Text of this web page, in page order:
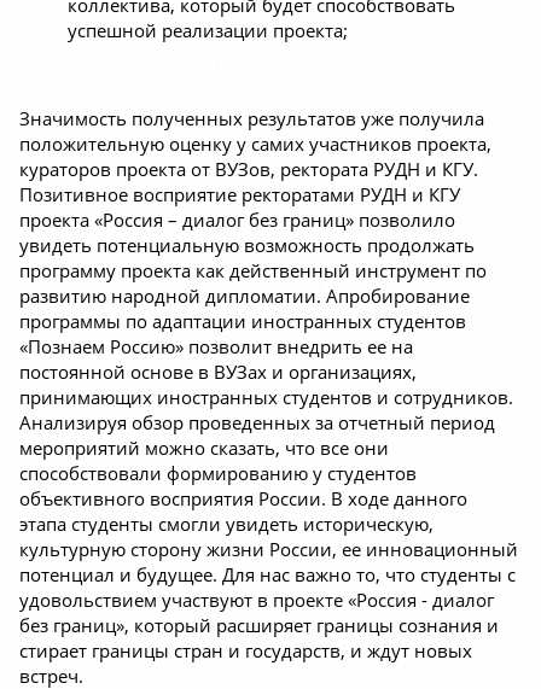
успешной реализации проекта;
Значимость полученных результатов уже получила
положительную оценку у самих участников проекта,
кураторов проекта от ВУЗов, ректората РУДН и КГУ.
Позитивное восприятие ректоратами РУДН и КГУ
проекта «Россия – диалог без границ» позволило
увидеть потенциальную возможность продолжать
программу проекта как действенный инструмент по
развитию народной дипломатии. Апробирование
программы по адаптации иностранных студентов
«Познаем Россию» позволит внедрить ее на
постоянной основе в ВУЗах и организациях,
принимающих иностранных студентов и сотрудников.
Анализируя обзор проведенных за отчетный период
мероприятий можно сказать, что все они
способствовали формированию у студентов
объективного восприятия России. В ходе данного
этапа студенты смогли увидеть историческую,
культурную сторону жизни России, ее инновационный
потенциал и будущее. Для нас важно то, что студенты с
удовольствием участвуют в проекте «Россия - диалог
без границ», который расширяет границы сознания и
стирает границы стран и государств, и ждут новых
встреч.